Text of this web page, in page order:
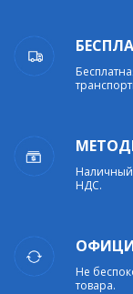
Наличный
НДС.
Не
товара.